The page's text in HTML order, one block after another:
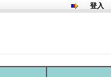
付款期限為10月18日登入